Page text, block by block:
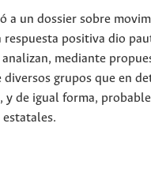
a un dossier sobre
respuesta positiva dio
mediante
grupos que en
y de igual forma,